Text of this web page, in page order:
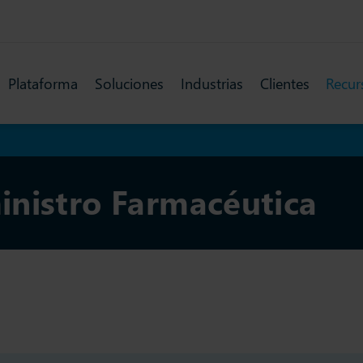
Plataforma Soluciones Industrias Clientes
Farmacéutica